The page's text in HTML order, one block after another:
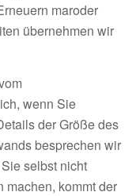
maroder
übernehmen wir
wenn Sie
der Größe des
besprechen wir
selbst nicht
machen, kommt der